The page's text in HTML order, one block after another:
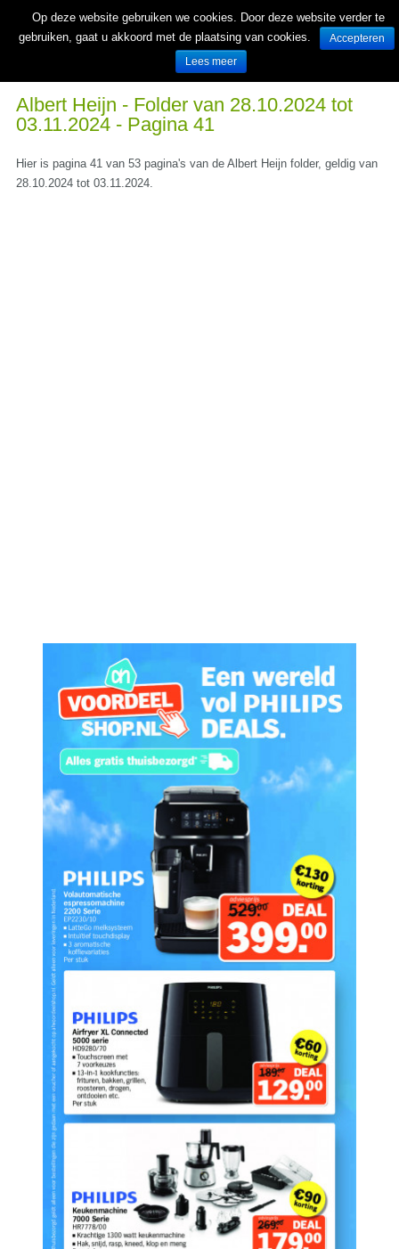
Wekelijks nieuwe folders van Nederlandse supermarkten en winkels
Albert Heijn - Folder van 28.10.2024 tot
03.11.2024 - Pagina 41
Hier is pagina 41 van 53 pagina's van de Albert Heijn folder, geldig van
28.10.2024 tot 03.11.2024.
Op deze website gebruiken we cookies. Door deze website verder te
gebruiken, gaat u akkoord met de plaatsing van cookies.
Accepteren
Lees meer